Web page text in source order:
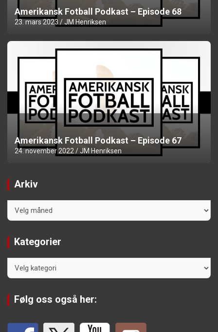
Amerikansk Fotball Podkast – Episode 68
23. mars 2023 JM Henriksen
Amerikansk Fotball Podkast – Episode 67
24. november 2022 JM Henriksen
Arkiv
Kategorier
Følg oss også her: